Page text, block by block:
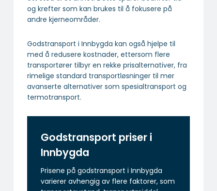
og krefter som kan brukes til å fokusere på
andre kjerneområder.
Godstransport i Innbygda kan også hjelpe til
med å redusere kostnader, ettersom flere
transportører tilbyr en rekke prisalternativer, fra
rimelige standard transportløsninger til mer
avanserte alternativer som spesialtransport og
termotransport.
Godstransport priser i
Innbygda
Prisene på godstransport i Innbygda
varierer avhengig av flere faktorer, som